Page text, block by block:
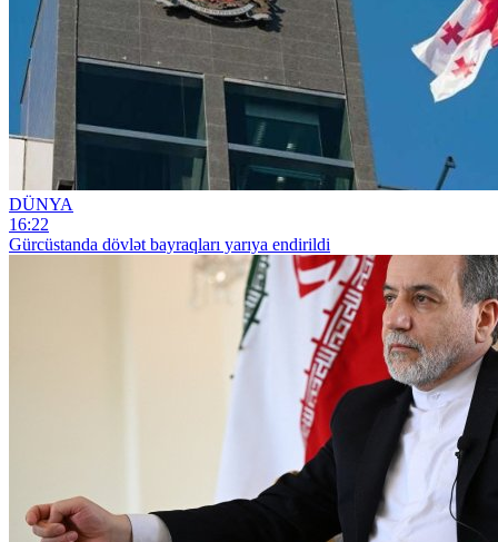
DÜNYA
16:22
Gürcüstanda dövlət bayraqları yarıya endirildi